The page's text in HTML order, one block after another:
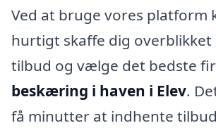
Ved at bruge vores platform
hurtigt skaffe dig overblikket
tilbud og vælge det bedste
beskæring i haven i Elev.
få minutter at indhente